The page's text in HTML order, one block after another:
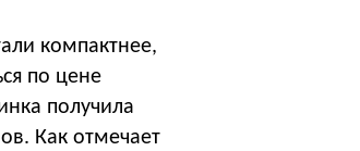
компактнее,
по цене
получила
Как отмечает